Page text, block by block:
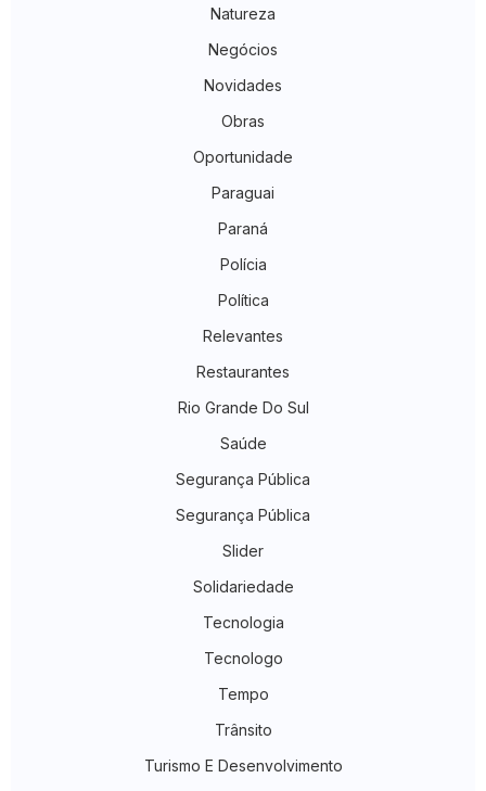
Natureza
Negócios
Novidades
Obras
Oportunidade
Paraguai
Paraná
Polícia
Política
Relevantes
Restaurantes
Rio Grande Do Sul
Saúde
Segurança Pública
Segurança Pública
Slider
Solidariedade
Tecnologia
Tecnologo
Tempo
Trânsito
Turismo E Desenvolvimento